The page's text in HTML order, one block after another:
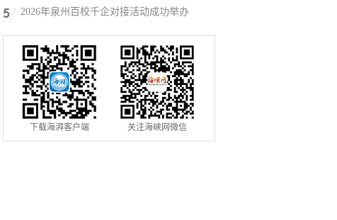
选市眼科青年学组成员
2026年泉州百校千企对接活动成功举办
下载海湃客户端 关注海峡网微信